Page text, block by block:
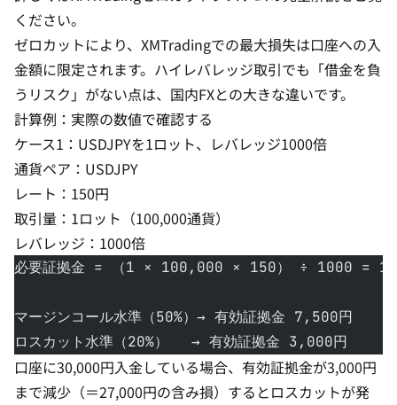
ください。
ゼロカットにより、XMTradingでの最大損失は口座への入
金額に限定されます。ハイレバレッジ取引でも「借金を負
うリスク」がない点は、国内FXとの大きな違いです。
計算例：実際の数値で確認する
ケース1：USDJPYを1ロット、レバレッジ1000倍
通貨ペア：USDJPY
レート：150円
取引量：1ロット（100,000通貨）
レバレッジ：1000倍
必要証拠金 = （1 × 100,000 × 150） ÷ 1000 =
マージンコール水準（50%）→ 有効証拠金 7,500円
ロスカット水準（20%）　 → 有効証拠金 3,000円
口座に30,000円入金している場合、有効証拠金が3,000円
まで減少（＝27,000円の含み損）するとロスカットが発